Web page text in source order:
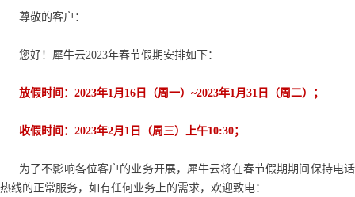
尊敬的客户：
您好！犀牛云2023年春节假期安排如下：
放假时间：2023年1月16日（周一）~2023年1月31日（周二）；
收假时间：2023年2月1日（周三）上午10:30；
为了不影响各位客户的业务开展，犀牛云将在春节假期期间保持电话
热线的正常服务，如有任何业务上的需求，欢迎致电：